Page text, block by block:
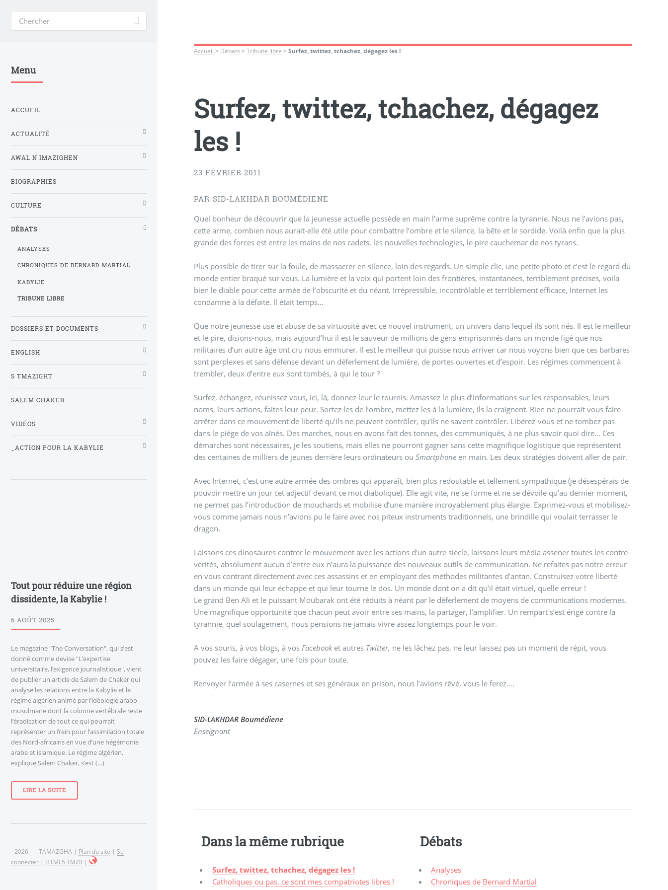
Accueil > Débats >Tribune libre >Surfez, twittez, tchachez, dégagez les !
Surfez, twittez, tchachez, dégagez
les !
23 FÉVRIER 2011
PAR SID-LAKHDAR BOUMÉDIENE
Quel bonheur de découvrir que la jeunesse actuelle possède en main l’arme suprême contre la tyrannie. Nous ne l’avions pas,
cette arme, combien nous aurait-elle été utile pour combattre l’ombre et le silence, la bête et le sordide. Voilà enfin que la plus
grande des forces est entre les mains de nos cadets, les nouvelles technologies, le pire cauchemar de nos tyrans.
Plus possible de tirer sur la foule, de massacrer en silence, loin des regards. Un simple clic, une petite photo et c’est le regard du
monde entier braqué sur vous. La lumière et la voix qui portent loin des frontières, instantanées, terriblement précises, voila
bien le diable pour cette armée de l’obscurité et du néant. Irrépressible, incontrôlable et terriblement efficace, Internet les
condamne à la défaite. Il était temps…
Que notre jeunesse use et abuse de sa virtuosité avec ce nouvel instrument, un univers dans lequel ils sont nés. Il est le meilleur
et le pire, disions-nous, mais aujourd’hui il est le sauveur de millions de gens emprisonnés dans un monde figé que nos
militaires d’un autre âge ont cru nous emmurer. Il est le meilleur qui puisse nous arriver car nous voyons bien que ces barbares
sont perplexes et sans défense devant un déferlement de lumière, de portes ouvertes et d’espoir. Les régimes commencent à
trembler, deux d’entre eux sont tombés, à qui le tour ?
Surfez, échangez, réunissez vous, ici, là, donnez leur le tournis. Amassez le plus d’informations sur les responsables, leurs
noms, leurs actions, faites leur peur. Sortez les de l’ombre, mettez les à la lumière, ils la craignent. Rien ne pourrait vous faire
arrêter dans ce mouvement de liberté qu’ils ne peuvent contrôler, qu’ils ne savent contrôler. Libérez-vous et ne tombez pas
dans le piège de vos aînés. Des marches, nous en avons fait des tonnes, des communiqués, à ne plus savoir quoi dire... Ces
démarches sont nécessaires, je les soutiens, mais elles ne pourront gagner sans cette magnifique logistique que représentent
des centaines de milliers de jeunes derrière leurs ordinateurs ouSmartphone en main. Les deux stratégies doivent aller de pair.
Avec Internet, c’est une autre armée des ombres qui apparaît, bien plus redoutable et tellement sympathique (je désespérais de
pouvoir mettre un jour cet adjectif devant ce mot diabolique). Elle agit vite, ne se forme et ne se dévoile qu’au dernier moment,
ne permet pas l’introduction de mouchards et mobilise d’une manière incroyablement plus élargie. Exprimez-vous et mobilisez-
vous comme jamais nous n’avions pu le faire avec nos piteux instruments traditionnels, une brindille qui voulait terrasser le
dragon.
Laissons ces dinosaures contrer le mouvement avec les actions d’un autre siècle, laissons leurs média assener toutes les contre-
vérités, absolument aucun d’entre eux n’aura la puissance des nouveaux outils de communication. Ne refaites pas notre erreur
en vous contrant directement avec ces assassins et en employant des méthodes militantes d’antan. Construisez votre liberté
dans un monde qui leur échappe et qui leur tourne le dos. Un monde dont on a dit qu’il était virtuel, quelle erreur !
Le grand Ben Ali et le puissant Moubarak ont été réduits à néant par le déferlement de moyens de communications modernes.
Une magnifique opportunité que chacun peut avoir entre ses mains, la partager, l’amplifier. Un rempart s’est érigé contre la
tyrannie, quel soulagement, nous pensions ne jamais vivre assez longtemps pour le voir.
A vos souris, à vos blogs, à vos Facebooket autres Twitter, ne les lâchez pas, ne leur laissez pas un moment de répit, vous
pouvez les faire dégager, une fois pour toute.
Renvoyer l’armée à ses casernes et ses généraux en prison, nous l’avions rêvé, vous le ferez….
SID-LAKHDAR Boumédiene
Enseignant
Dans la même rubrique
Surfez, twittez, tchachez, dégagez les !
Catholiques ou pas, ce sont mes compatriotes libres !
Débats
Analyses
Chroniques de Bernard Martial
Menu
ACCUEIL
ACTUALITÉ
AWAL N IMAZIGHEN
BIOGRAPHIES
CULTURE
DÉBATS
ANALYSES
CHRONIQUES DE BERNARD MARTIAL
KABYLIE
TRIBUNE LIBRE
DOSSIERS ET DOCUMENTS
ENGLISH
S TMAZIGHT
SALEM CHAKER
VIDÉOS
_ACTION POUR LA KABYLIE
Tout pour réduire une région
dissidente, la Kabylie !
6 AOÛT 2025
Le magazine "The Conversation", qui s’est
donné comme devise "L’expertise
universitaire, l’exigence journalistique", vient
de publier un article de Salem de Chaker qui
analyse les relations entre la Kabylie et le
régime algérien animé par l’idéologie arabo-
musulmane dont la colonne vertébrale reste
l’éradication de tout ce qui pourrait
représenter un frein pour l’assimilation totale
des Nord-africains en vue d’une hégémonie
arabe et islamique. Le régime algérien,
explique Salem Chaker, s’est (…)
LIRE LA SUITE
- 2026 — TAMAZGHA | Plan du site | Se
connecter | HTML5 TMZR |